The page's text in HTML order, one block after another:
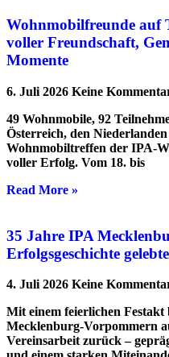
Wohnmobilfreunde auf
voller Freundschaft,
Momente
6. Juli 2026 Keine
49 Wohnmobile, 92
Österreich, den
Wohnmobiltreffen der IPA-
voller Erfolg. Vom 18. bis
Read More »
35 Jahre IPA
Erfolgsgeschichte
4. Juli 2026 Keine
Mit einem feierlichen
Mecklenburg-Vorpommern
Vereinsarbeit zurück –